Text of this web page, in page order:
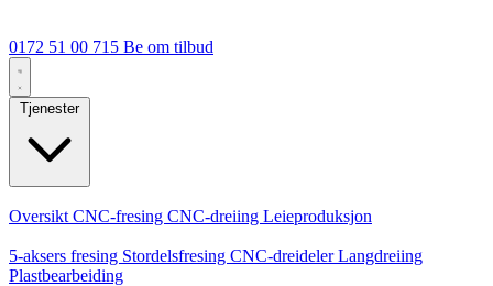
0172 51 00 715 Be om tilbud
Tjenester
Oversikt CNC-fresing CNC-dreiing Leieproduksjon
5-aksers fresing Stordelsfresing CNC-dreidelerLangdreiing
Plastbearbeiding